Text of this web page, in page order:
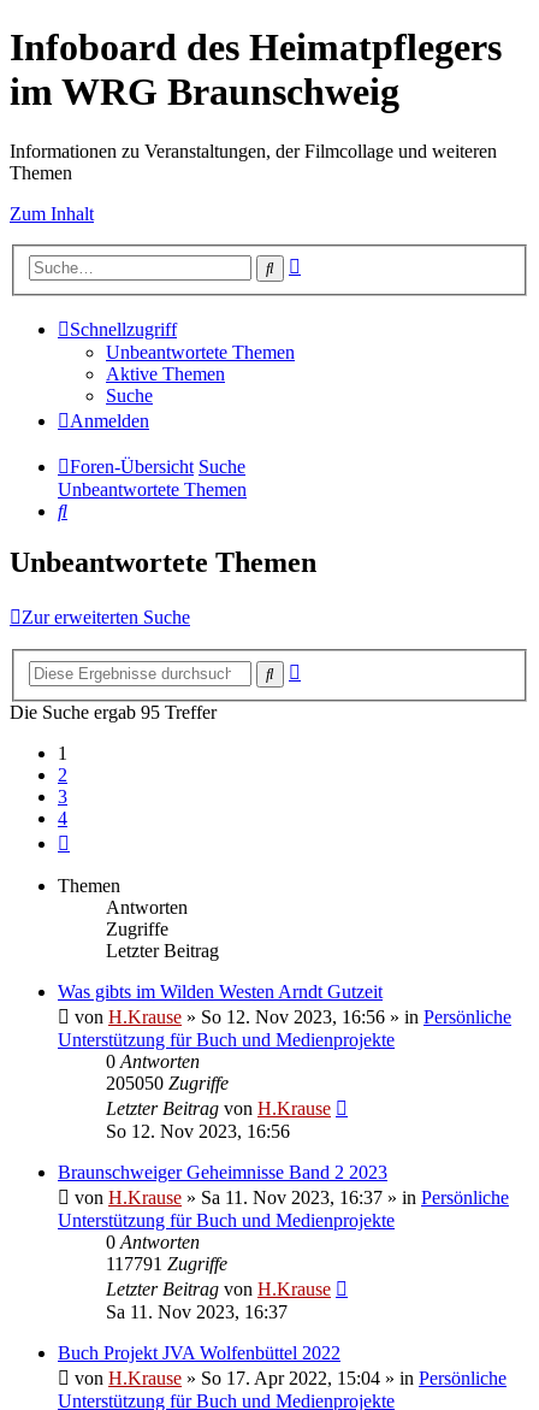
Infoboard des Heimatpflegers
im WRG Braunschweig
Informationen zu Veranstaltungen, der Filmcollage und weiteren
Themen
Zum Inhalt
Suche
Schnellzugriff
Unbeantwortete Themen
Aktive Themen
Suche
Anmelden
Foren-Übersicht Suche
Unbeantwortete Themen
Suche
Unbeantwortete Themen
Zur erweiterten Suche
Suche
Die Suche ergab 95 Treffer
1
2
3
4
Themen
Antworten
Zugriffe
Letzter Beitrag
Was gibts im Wilden Westen Arndt Gutzeit
von H.Krause » So 12. Nov 2023, 16:56 » in Persönliche
Unterstützung für Buch und Medienprojekte
0 Antworten
205050 Zugriffe
Letzter Beitrag von H.Krause
So 12. Nov 2023, 16:56
Braunschweiger Geheimnisse Band 2 2023
von H.Krause » Sa 11. Nov 2023, 16:37 » in Persönliche
Unterstützung für Buch und Medienprojekte
0 Antworten
117791 Zugriffe
Letzter Beitrag von H.Krause
Sa 11. Nov 2023, 16:37
Buch Projekt JVA Wolfenbüttel 2022
von H.Krause » So 17. Apr 2022, 15:04 » in Persönliche
Unterstützung für Buch und Medienprojekte